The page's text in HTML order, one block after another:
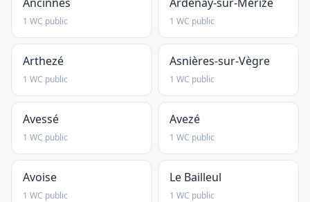
1 WC public 1 WC public
Arthezé
1 WC public
Asnières-sur-Vègre
1 WC public
Avessé
1 WC public
Avezé
1 WC public
Avoise
1 WC public
Le Bailleul
1 WC public